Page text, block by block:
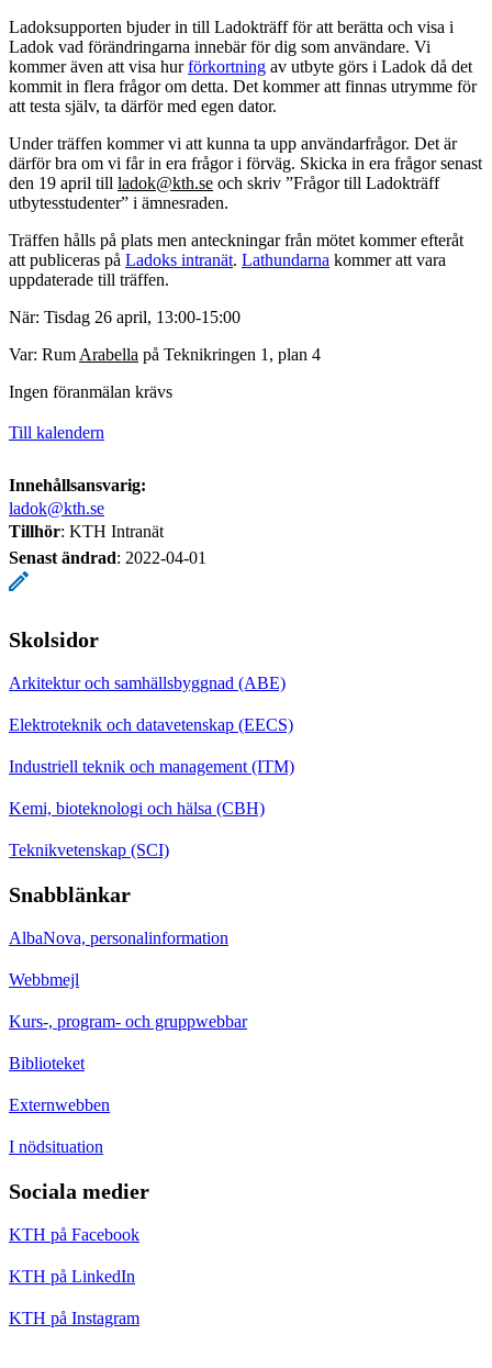
Ladoksupporten bjuder in till Ladokträff för att berätta och visa i
Ladok vad förändringarna innebär för dig som användare. Vi
kommer även att visa hurförkortning av utbyte görs i Ladok då det
kommit in flera frågor om detta. Det kommer att finnas utrymme för
att testa själv, ta därför med egen dator.
Under träffen kommer vi att kunna ta upp användarfrågor. Det är
därför bra om vi får in era frågor i förväg. Skicka in era frågor senast
den 19 april till ladok@kth.se och skriv ”Frågor till Ladokträff
utbytesstudenter” i ämnesraden.
Träffen hålls på plats men anteckningar från mötet kommer efteråt
att publiceras på Ladoks intranät. Lathundarna kommer att vara
uppdaterade till träffen.
När: Tisdag 26 april, 13:00-15:00
Var: Rum Arabella på Teknikringen 1, plan 4
Ingen föranmälan krävs
Till kalendern
Innehållsansvarig:
ladok@kth.se
Tillhör: KTH Intranät
Senast ändrad: 2022-04-01
Skolsidor
Arkitektur och samhällsbyggnad (ABE)
Elektroteknik och datavetenskap (EECS)
Industriell teknik och management (ITM)
Kemi, bioteknologi och hälsa (CBH)
Teknikvetenskap (SCI)
Snabblänkar
AlbaNova, personalinformation
Webbmejl
Kurs-, program- och gruppwebbar
Biblioteket
Externwebben
I nödsituation
Sociala medier
KTH på Facebook
KTH på LinkedIn
KTH på Instagram